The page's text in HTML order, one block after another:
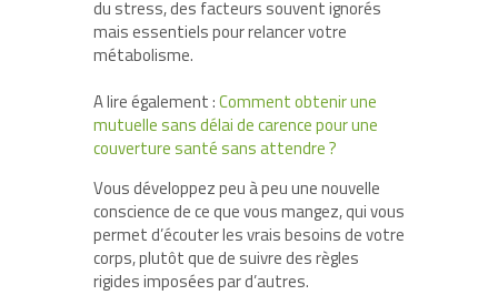
du stress, des facteurs souvent ignorés
mais essentiels pour relancer votre
métabolisme.
A lire également :Comment obtenir une
mutuelle sans délai de carence pour une
couverture santé sans attendre ?
Vous développez peu à peu une nouvelle
conscience de ce que vous mangez, qui vous
permet d’écouter les vrais besoins de votre
corps, plutôt que de suivre des règles
rigides imposées par d’autres.